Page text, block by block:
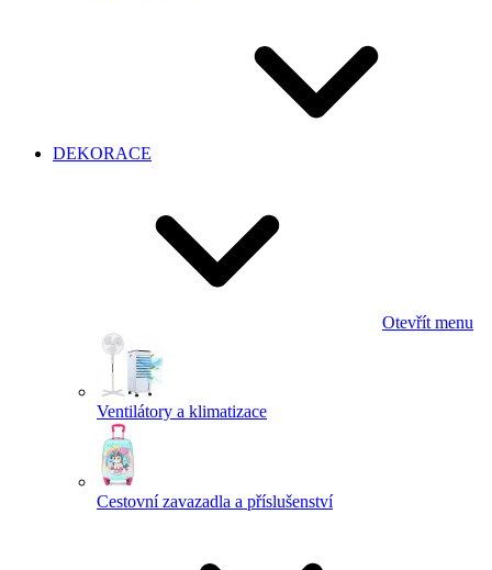
DEKORACE
Otevřít menu
Ventilátory a klimatizace
Cestovní zavazadla a příslušenství